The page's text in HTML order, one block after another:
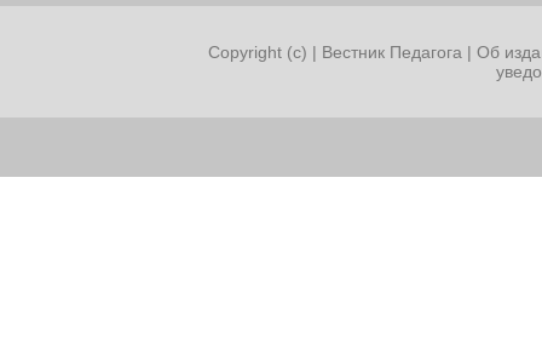
Copyright (c) | Вестник Педагога | Об